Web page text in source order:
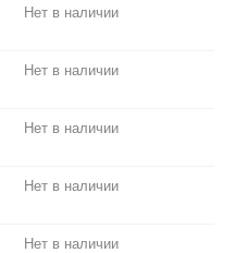
Нет в наличии
Нет в наличии
Нет в наличии
Нет в наличии
Нет в наличии